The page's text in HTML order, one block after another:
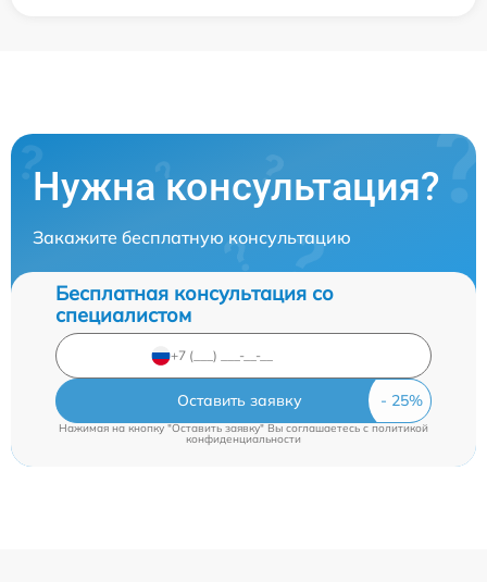
Нужна консультация?
Закажите бесплатную консультацию
Бесплатная консультация со
специалистом
Оставить заявку
Нажимая на кнопку "Оставить заявку" Вы соглашаетесь cполитикой
конфиденциальности